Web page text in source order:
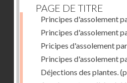
PAGE DE TITRE
Principes d'assolement
Principes d'assolement
Pricipes d'assolement
Principes d'assolement
Déjections des plantes.